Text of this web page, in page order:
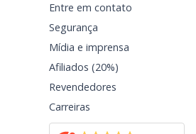
Entre em contato
Segurança
Mídia e imprensa
Afiliados (20%)
Revendedores
Carreiras